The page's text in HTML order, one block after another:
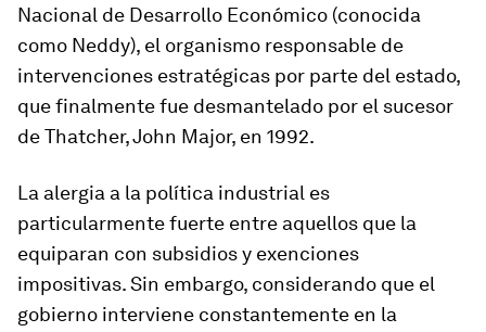
Nacional de Desarrollo Económico (conocida
como Neddy), el organismo responsable de
intervenciones estratégicas por parte del estado,
que finalmente fue desmantelado por el sucesor
de Thatcher, John Major, en 1992.
La alergia a la política industrial es
particularmente fuerte entre aquellos que la
equiparan con subsidios y exenciones
impositivas. Sin embargo, considerando que el
gobierno interviene constantemente en la